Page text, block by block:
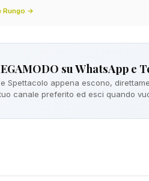
Rungo →
su WhatsApp e
Spettacolo appena escono,
canale preferito ed esci quando